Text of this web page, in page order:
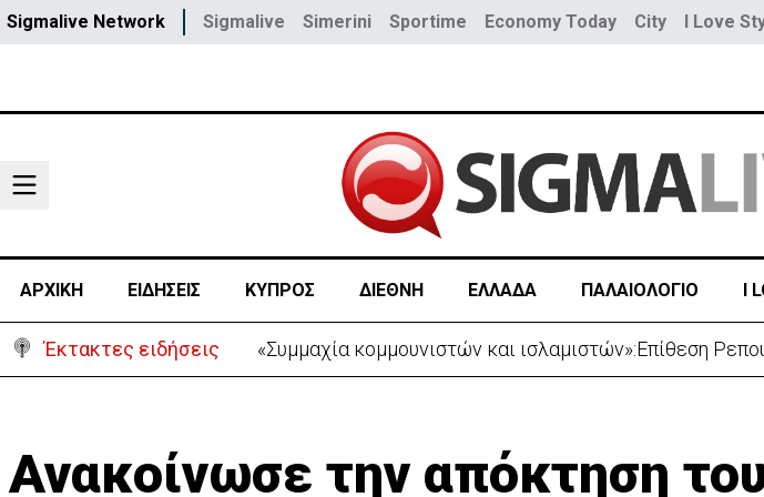
Sigmalive Network Sigmalive Simerini Sportime Economy Today City I Love
ΑΡΧΙΚΗ ΕΙΔΗΣΕΙΣ ΚΥΠΡΟΣ ΔΙΕΘΝΗ ΕΛΛΑΔΑ ΠΑΛΑΙΟΛΟΓΙΟ I
Έκτακτες ειδήσεις Ολοκληρώθηκε η τελετή διαβεβαίωσης των νέων
Ανακοίνωσε την απόκτηση